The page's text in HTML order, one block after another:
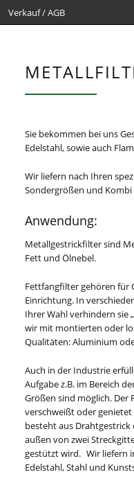
Verkauf / AGB
Sie bekommen bei uns
Edelstahl, sowie auch
Wir liefern nach Ihren
Sondergrößen und Kombi
Anwendung:
Metallgestrickfilter sind
Fett und Ölnebel.
Fettfangfilter gehören für
Einrichtung. In
Ihrer Wahl verhindern sie
wir mit montierten oder
Qualitäten: Aluminium
Auch in der Industrie
Aufgabe z.B. im Bereich
Größen sind möglich. Der
verschweißt oder
besteht aus Drahtgestrick
außen von zwei
gestützt wird. Wir liefern
Edelstahl, Stahl und